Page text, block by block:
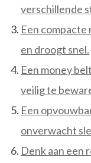
verschillende
Een compacte
en droogt snel.
Een money
veilig te
Een
onverwacht
Denk aan een